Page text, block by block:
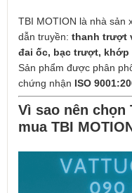
TBI MOTION là nhà sản
dẫn truyền: thanh trượt
đai ốc, bạc trượt,
Sản phẩm được phân
chứng nhận ISO
Vì sao nên chọn
mua TBI